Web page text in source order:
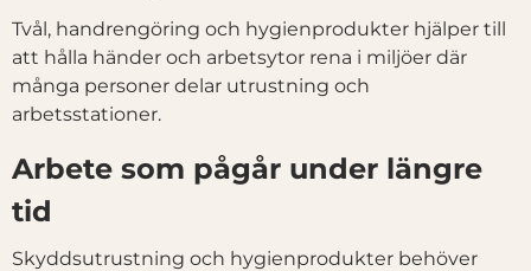
Tvål, handrengöring och hygienprodukter hjälper till
att hålla händer och arbetsytor rena i miljöer där
många personer delar utrustning och
arbetsstationer.
Arbete som pågår under längre
tid
Skyddsutrustning och hygienprodukter behöver